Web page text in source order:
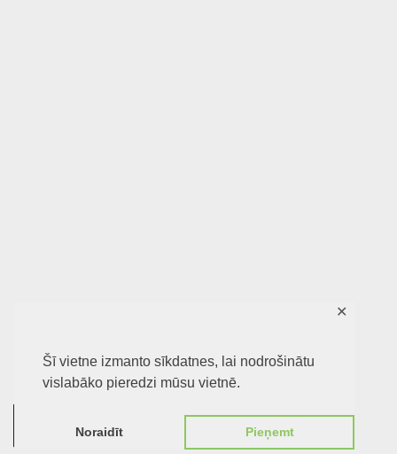
Šī vietne izmanto sīkdatnes, lai nodrošinātu
vislabāko pieredzi mūsu vietnē.
Noraidīt Pieņemt
✕